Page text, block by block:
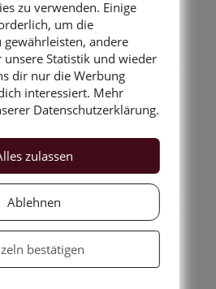
in jeglicher
zu verwenden. Einige
um die
andere
Statistik und wieder
dir nur die Werbung
interessiert. Mehr
Datenschutzerklärung.
zulassen
Ablehnen
bestätigen